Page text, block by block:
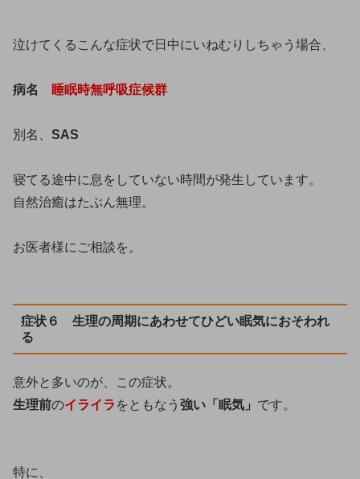
泣けてくるこんな症状で日中にいねむりしちゃう場合、
病名 睡眠時無呼吸症候群
別名、 SAS
寝てる途中に息をしていない時間が発生しています。
自然治癒はたぶん無理。
お医者様にご相談を。
症状６ 生理の周期にあわせてひどい眠気におそわれ
る
意外と多いのが、この症状。
生理前のイライラ をともなう 強い「眠気」 です。
特に、